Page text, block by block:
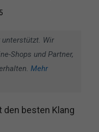
unterstützt. Wir
Shops und Partner,
Mehr
besten Klang